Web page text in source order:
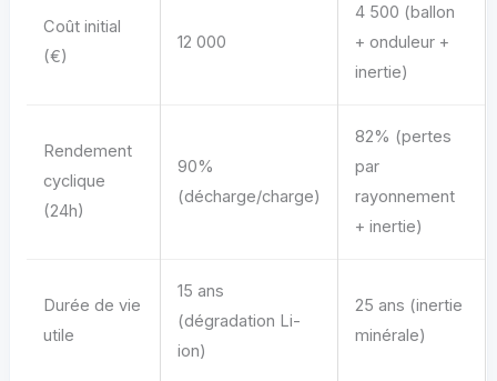
Coût initial
(€)
12 000
4 500 (ballon
+ onduleur +
inertie)
Rendement
cyclique
(24h)
90%
(décharge/charge)
82% (pertes
par
rayonnement
+ inertie)
Durée de vie
utile
15 ans
(dégradation Li-
ion)
25 ans (inertie
minérale)